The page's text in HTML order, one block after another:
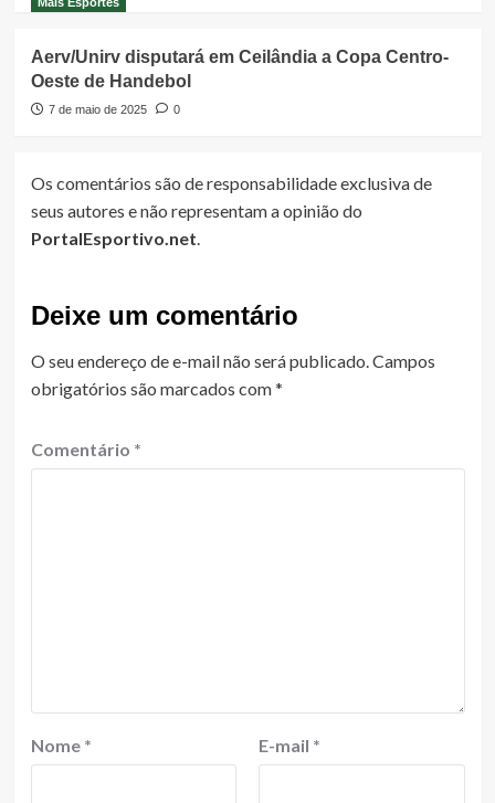
Aerv/Unirv disputará em Ceilândia a Copa Centro-
Oeste de Handebol
7 de maio de 2025 0
Os comentários são de responsabilidade exclusiva de
seus autores e não representam a opinião do
PortalEsportivo.net
Deixe um comentário
O seu endereço de e-mail não será publicado. Campos
obrigatórios são marcados com*
Comentário *
Nome * E-mail *